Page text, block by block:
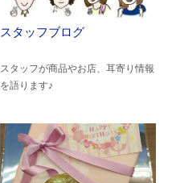
スタッフブログ
スタッフが商品やお店、耳寄り情報
を語ります♪